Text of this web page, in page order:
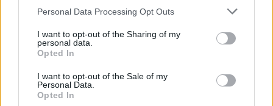
Personal Data Processing Opt Outs
I want to opt-out of the Sharing of my
personal data.
Opted In
I want to opt-out of the Sale of my
Personal Data.
Opted In
potere politico e mantenere la sua potenza, sia in
tenere prigionieri e’ pisani”non è un parlare
“cristiano”, ma un
l’uso degli stati”. Qui è già chiara la
contrapposizione della politica, come tale, con la